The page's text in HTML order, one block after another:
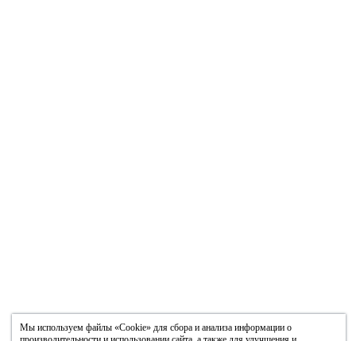
Мы используем файлы «Cookie» для сбора и анализа информации о